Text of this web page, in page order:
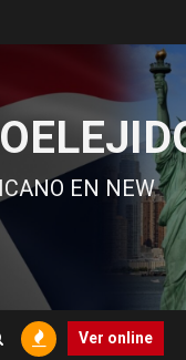
EN NEW
Ver online